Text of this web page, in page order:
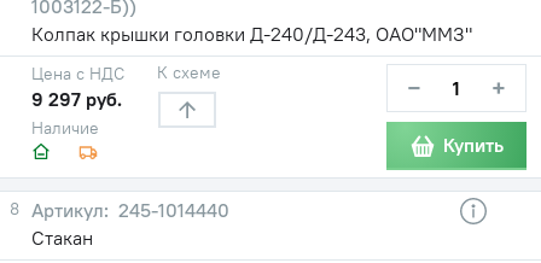
1003122-Б))
Колпак крышки головки Д-240/Д-243, ОАО"ММЗ"
Наличие
Цена с НДС
9 297 руб.
К схеме − +
Купить
8
245-1014440
Стакан